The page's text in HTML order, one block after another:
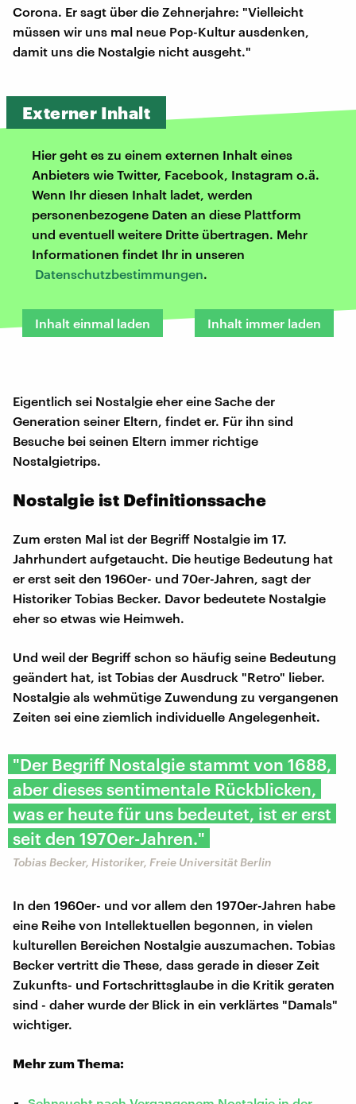
Corona. Er sagt über die Zehnerjahre: "Vielleicht
müssen wir uns mal neue Pop-Kultur ausdenken,
damit uns die Nostalgie nicht ausgeht."
Externer Inhalt
Hier geht es zu einem externen Inhalt eines
Anbieters wie Twitter, Facebook, Instagram o.ä.
Wenn Ihr diesen Inhalt ladet, werden
personenbezogene Daten an diese Plattform
und eventuell weitere Dritte übertragen. Mehr
Informationen findet Ihr in unseren
Datenschutzbestimmungen.
Inhalt einmal laden Inhalt immer laden
Eigentlich sei Nostalgie eher eine Sache der
Generation seiner Eltern, findet er. Für ihn sind
Besuche bei seinen Eltern immer richtige
Nostalgietrips.
Nostalgie ist Definitionssache
Zum ersten Mal ist der Begriff Nostalgie im 17.
Jahrhundert aufgetaucht. Die heutige Bedeutung hat
er erst seit den 1960er- und 70er-Jahren, sagt der
Historiker Tobias Becker. Davor bedeutete Nostalgie
eher so etwas wie Heimweh.
Und weil der Begriff schon so häufig seine Bedeutung
geändert hat, ist Tobias der Ausdruck "Retro" lieber.
Nostalgie als wehmütige Zuwendung zu vergangenen
Zeiten sei eine ziemlich individuelle Angelegenheit.
"Der Begriff Nostalgie stammt von 1688,
aber dieses sentimentale Rückblicken,
was er heute für uns bedeutet, ist er erst
seit den 1970er-Jahren."
Tobias Becker, Historiker, Freie Universität Berlin
In den 1960er- und vor allem den 1970er-Jahren habe
eine Reihe von Intellektuellen begonnen, in vielen
kulturellen Bereichen Nostalgie auszumachen. Tobias
Becker vertritt die These, dass gerade in dieser Zeit
Zukunfts- und Fortschrittsglaube in die Kritik geraten
sind - daher wurde der Blick in ein verklärtes "Damals"
wichtiger.
Mehr zum Thema: